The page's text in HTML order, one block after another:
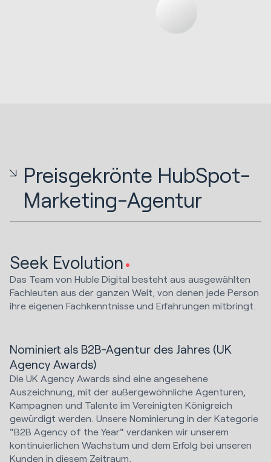
Preisgekrönte HubSpot-
Marketing-Agentur
Seek Evolution
Das Team von Huble Digital besteht aus ausgewählten
Fachleuten aus der ganzen Welt, von denen jede Person
ihre eigenen Fachkenntnisse und Erfahrungen mitbringt.
Nominiert als B2B-Agentur des Jahres (UK
Agency Awards)
Die UK Agency Awards sind eine angesehene
Auszeichnung, mit der außergewöhnliche Agenturen,
Kampagnen und Talente im Vereinigten Königreich
gewürdigt werden. Unsere Nominierung in der Kategorie
"B2B Agency of the Year" verdanken wir unserem
kontinuierlichen Wachstum und dem Erfolg bei unseren
Kunden in diesem Zeitraum.